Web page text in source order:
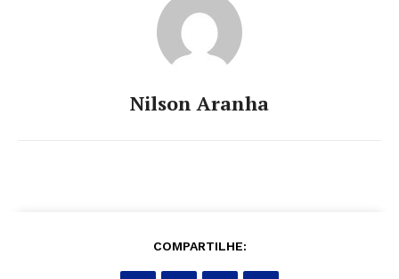
Nilson Aranha
COMPARTILHE: